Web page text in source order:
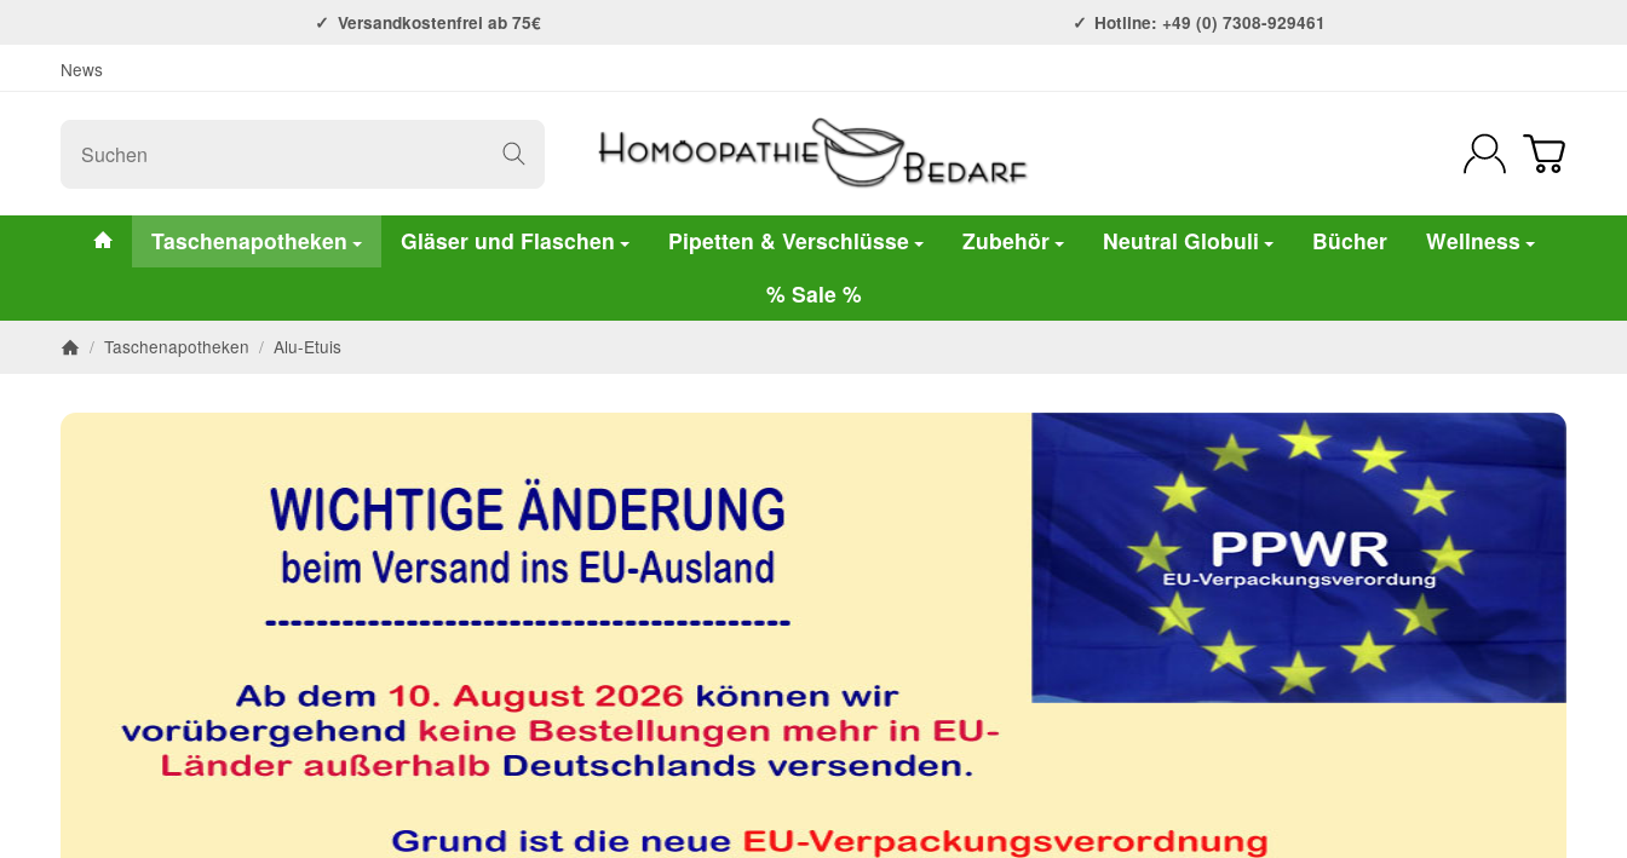
Versandkostenfrei ab 75€ Hotline: +49 (0) 7308-929461
News
#custom.linkHome#
Taschenapotheken Gläser und Flaschen Pipetten & Verschlüsse Zubehör Neutral Globuli Bücher
Wellness
% Sale %
/ Taschenapotheken / Alu-Etuis